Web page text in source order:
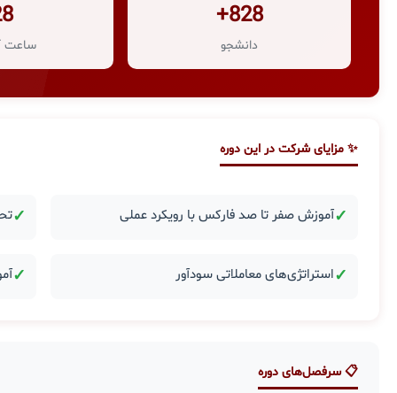
828+
دانشجو ساعت
✨ مزایای شرکت در این دوره
✓آموزش صفر تا صد فارکس با رویکرد عملی ✓
✓استراتژی‌های معاملاتی سودآور ✓
📋 سرفصل‌های دوره